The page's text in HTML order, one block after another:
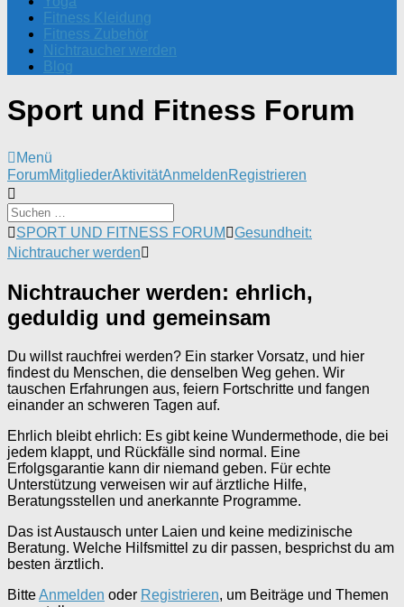
Fitness Kleidung
Fitness Zubehör
Nichtraucher werden
Blog
Sport und Fitness Forum
Menü
Forum-
Navigation
ForumMitgliederAktivitätAnmeldenRegistrieren
Forum-
Breadcrumbs
-
bist
hier:
SPORT UND FITNESS FORUM
Gesundheit:
Nichtraucher werden
Nichtraucher werden: ehrlich,
geduldig und gemeinsam
Du willst rauchfrei werden? Ein starker Vorsatz, und hier
findest du Menschen, die denselben Weg gehen. Wir
tauschen Erfahrungen aus, feiern Fortschritte und fangen
einander an schweren Tagen auf.
Ehrlich bleibt ehrlich: Es gibt keine Wundermethode, die bei
jedem klappt, und Rückfälle sind normal. Eine
Erfolgsgarantie kann dir niemand geben. Für echte
Unterstützung verweisen wir auf ärztliche Hilfe,
Beratungsstellen und anerkannte Programme.
Das ist Austausch unter Laien und keine medizinische
Beratung. Welche Hilfsmittel zu dir passen, besprichst du am
besten ärztlich.
BitteAnmelden oder Registrieren, um Beiträge und Themen